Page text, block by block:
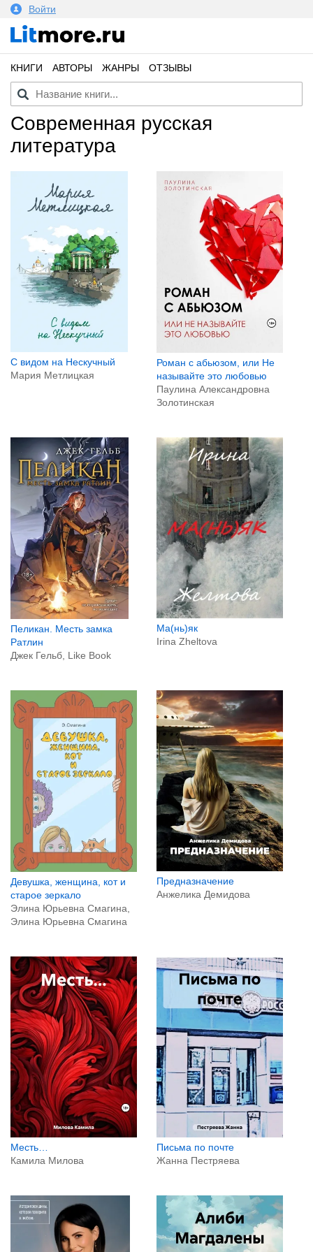
Войти
КНИГИ АВТОРЫ ЖАНРЫ ОТЗЫВЫ
современная русская
литература
С видом на Нескучный
Мария Метлицкая
Роман с абьюзом, или Не
называйте это любовью
Паулина Александровна
Золотинская
Пеликан. Месть замка
Ратлин
Джек Гельб, Like Book
Ма(нь)як
Irina Zheltova
Девушка, женщина, кот и
старое зеркало
Элина Юрьевна Смагина,
Элина Юрьевна Смагина
Предназначение
Анжелика Демидова
Месть…
Камила Милова
Письма по почте
Жанна Пестряева